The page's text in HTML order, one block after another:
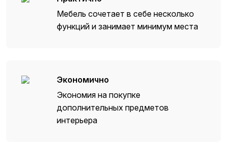
Мебель сочетает в себе несколько
функций и занимает минимум места
Экономично
Экономия на покупке
дополнительных предметов
интерьера